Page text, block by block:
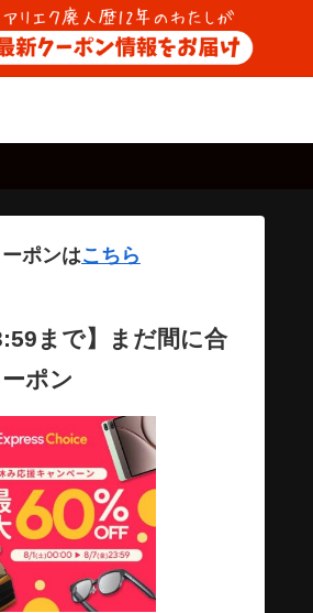
ポンはこちら
まで】まだ間に合
ポン